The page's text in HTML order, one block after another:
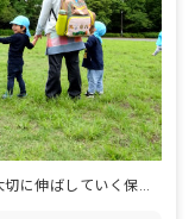
小規模園で一人ひとりの個性を大切に伸ばしていく保育をしませんか？